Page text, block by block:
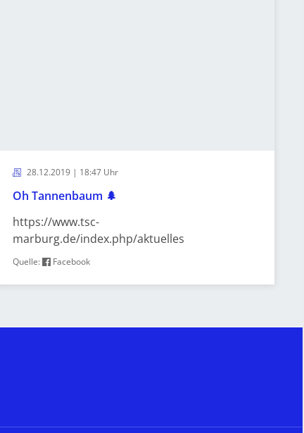
28.12.2019 | 18:47 Uhr
Oh Tannenbaum 🌲
https://www.tsc-
marburg.de/index.php/aktuelles
Quelle: Facebook